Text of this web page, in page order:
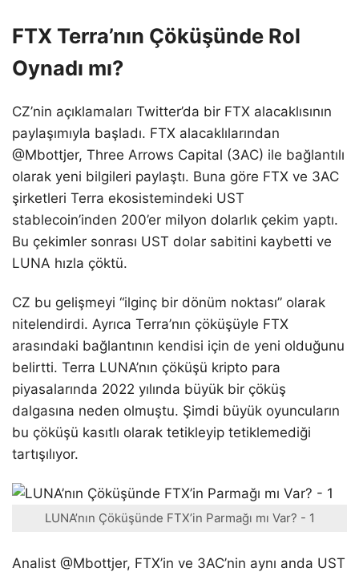
FTX Terra’nın Çöküşünde Rol
Oynadı mı?
CZ’nin açıklamaları Twitter’da bir FTX alacaklısının
paylaşımıyla başladı. FTX alacaklılarından
@Mbottjer, Three Arrows Capital (3AC) ile bağlantılı
olarak yeni bilgileri paylaştı. Buna göre FTX ve 3AC
şirketleri Terra ekosistemindeki UST
stablecoin’inden 200’er milyon dolarlık çekim yaptı.
Bu çekimler sonrası UST dolar sabitini kaybetti ve
LUNA hızla çöktü.
CZ bu gelişmeyi “ilginç bir dönüm noktası” olarak
nitelendirdi. Ayrıca Terra’nın çöküşüyle FTX
arasındaki bağlantının kendisi için de yeni olduğunu
belirtti. Terra LUNA’nın çöküşü kripto para
piyasalarında 2022 yılında büyük bir çöküş
dalgasına neden olmuştu. Şimdi büyük oyuncuların
bu çöküşü kasıtlı olarak tetikleyip tetiklemediği
tartışılıyor.
LUNA’nın Çöküşünde FTX’in Parmağı mı Var? - 1
Analist @Mbottjer, FTX’in ve 3AC’nin aynı anda UST